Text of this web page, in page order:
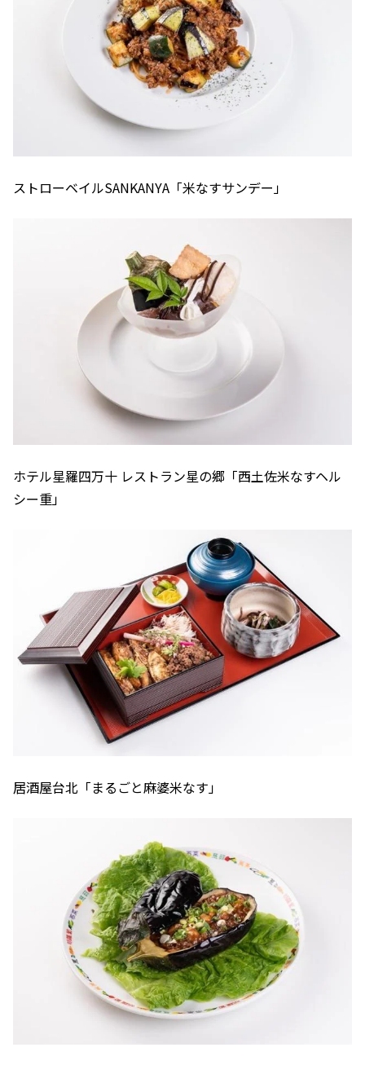
ストローベイルSANKANYA「米なすサンデー」
ホテル星羅四万十 レストラン星の郷「西土佐米なすヘル
シー重」
居酒屋台北「まるごと麻婆米なす」